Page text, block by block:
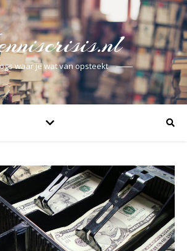
waar je wat van opsteekt